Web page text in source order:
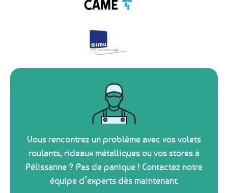
Vous rencontrez un problème avec vos volets
roulants, rideaux métalliques ou vos stores à
Pélissanne ? Pas de panique ! Contactez notre
équipe d’experts dès maintenant.